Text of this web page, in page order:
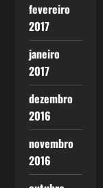
fevereiro
2017
janeiro
2017
dezembro
2016
novembro
2016